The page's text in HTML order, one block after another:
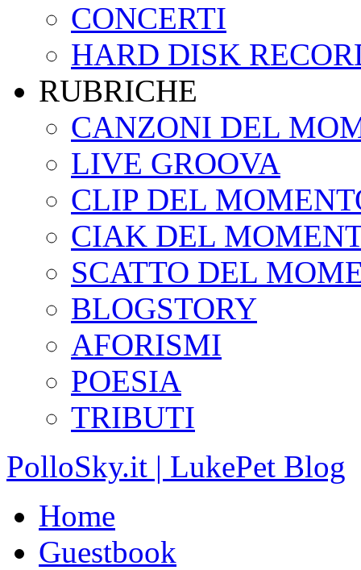
CONCERTI
HARD DISK
RUBRICHE
CANZONI DEL
LIVE GROOVA
CLIP DEL
CIAK DEL
SCATTO DEL
BLOGSTORY
AFORISMI
POESIA
TRIBUTI
PolloSky.it | LukePet Blog
Home
Guestbook